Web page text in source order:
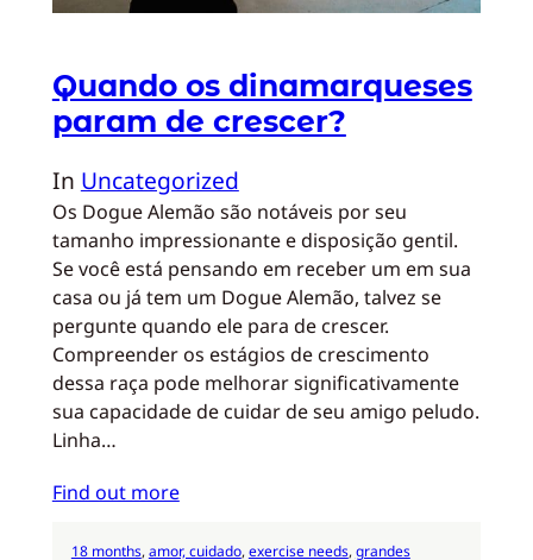
Quando os dinamarqueses
param de crescer?
In Uncategorized
Os Dogue Alemão são notáveis por seu
tamanho impressionante e disposição gentil.
Se você está pensando em receber um em sua
casa ou já tem um Dogue Alemão, talvez se
pergunte quando ele para de crescer.
Compreender os estágios de crescimento
dessa raça pode melhorar significativamente
sua capacidade de cuidar de seu amigo peludo.
Linha…
Find out more
18 months, amor, cuidado, exercise needs, grandes